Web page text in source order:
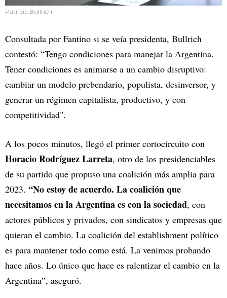
Patricia Bullrich
Consultada por Fantino si se veía presidenta, Bullrich
contestó: “Tengo condiciones para manejar la Argentina.
Tener condiciones es animarse a un cambio disruptivo:
cambiar un modelo prebendario, populista, desinversor, y
generar un régimen capitalista, productivo, y con
competitividad".
A los pocos minutos, llegó el primer cortocircuito con
Horacio Rodríguez Larreta, otro de los presidenciables
de su partido que propuso una coalición más amplia para
2023. “No estoy de acuerdo. La coalición que
necesitamos en la Argentina es con la sociedad, con
actores públicos y privados, con sindicatos y empresas que
quieran el cambio. La coalición del establishment político
es para mantener todo como está. La venimos probando
hace años. Lo único que hace es ralentizar el cambio en la
Argentina”, aseguró.